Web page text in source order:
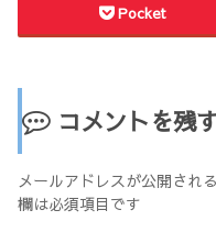
Pocket
コメントを残
メールアドレスが公開され
欄は必須項目です